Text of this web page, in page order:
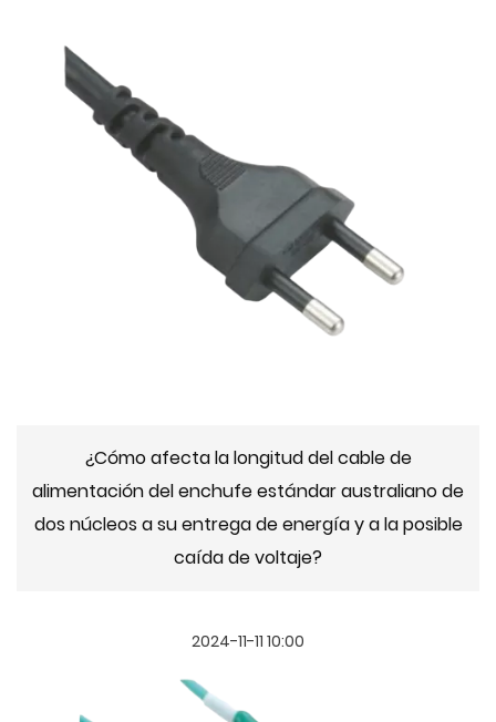
¿Cómo afecta la longitud del cable de
alimentación del enchufe estándar australiano de
dos núcleos a su entrega de energía y a la posible
caída de voltaje?
2024-11-11 10:00